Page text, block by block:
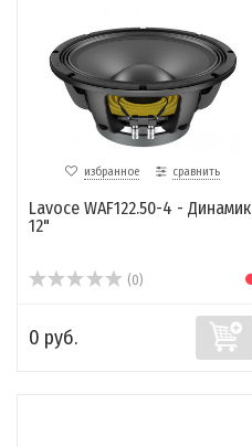
избранное сравнить
Lavoce WAF122.50-4 - Динамик
12"
(0)
0 руб.